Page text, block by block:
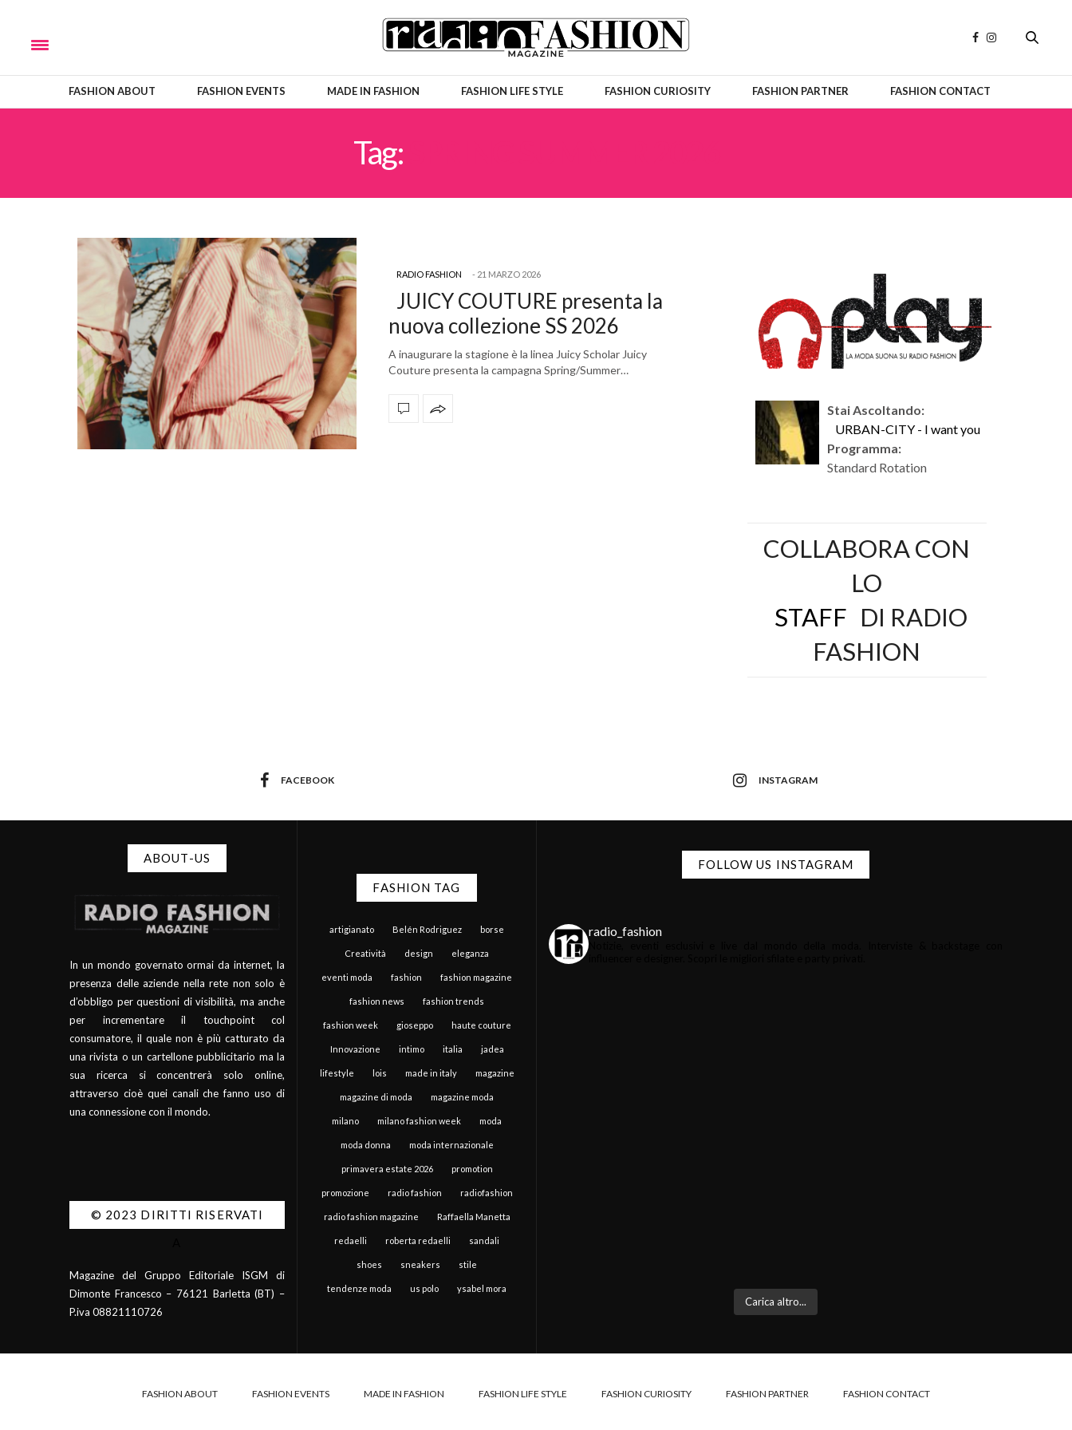
FASHION ABOUT FASHION EVENTS MADE IN FASHION FASHION LIFE STYLE FASHION CURIOSITY FASHION PARTNER FASHION CONTACT
Tag:
RADIO FASHION 21 MARZO 2026
JUICY COUTURE presenta la
nuova collezione SS 2026
A inaugurare la stagione è la linea Juicy Scholar Juicy
Couture presenta la campagna Spring/Summer…
Stai Ascoltando:
URBAN-CITY - I want you
Programma:
Standard Rotation
COLLABORA CON
LO
STAFF DI RADIO
FASHION
FACEBOOK INSTAGRAM
ABOUT-US
In un mondo governato ormai da internet, la
presenza delle aziende nella rete non solo è
d’obbligo per questioni di visibilità, ma anche
per incrementare il touchpoint col
consumatore, il quale non è più catturato da
una rivista o un cartellone pubblicitario ma la
sua ricerca si concentrerà solo online,
attraverso cioè quei canali che fanno uso di
una connessione con il mondo.
© 2023 DIRITTI RISERVATI
Magazine del Gruppo Editoriale ISGM di
Dimonte Francesco – 76121 Barletta (BT) –
P.iva 08821110726
FASHION TAG
artigianato Belén Rodriguez borse
Creatività design eleganza
eventi moda fashion fashion magazine
fashion news fashion trends
fashion week gioseppo haute couture
Innovazione intimo italia jadea
lifestyle lois made in italy magazine
magazine di moda magazine moda
milano milano fashion week moda
moda donna moda internazionale
primavera estate 2026 promotion
promozione radio fashion radiofashion
radio fashion magazine Raffaella Manetta
redaelli roberta redaelli sandali
shoes sneakers stile
tendenze moda us polo ysabel mora
FOLLOW US INSTAGRAM
radio_fashion
Carica altro...
FASHION ABOUT FASHION EVENTS MADE IN FASHION FASHION LIFE STYLE FASHION CURIOSITY FASHION PARTNER FASHION CONTACT